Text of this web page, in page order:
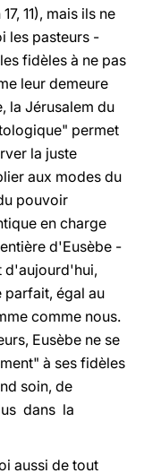
11), mais ils ne
les pasteurs -
fidèles à ne pas
leur demeure
la Jérusalem du
permet
la juste
aux modes du
pouvoir
en charge
d'Eusèbe -
d'aujourd'hui,
parfait, égal au
comme nous.
Eusèbe ne se
à ses fidèles
soin, de
dans la
aussi de tout